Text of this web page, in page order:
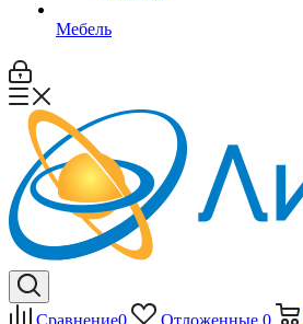
Мебель
Сравнение0 Отложенные 0